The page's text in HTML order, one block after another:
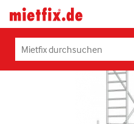
Inhalt
Mietfix®
Geräte
Maschinen
mieten
in